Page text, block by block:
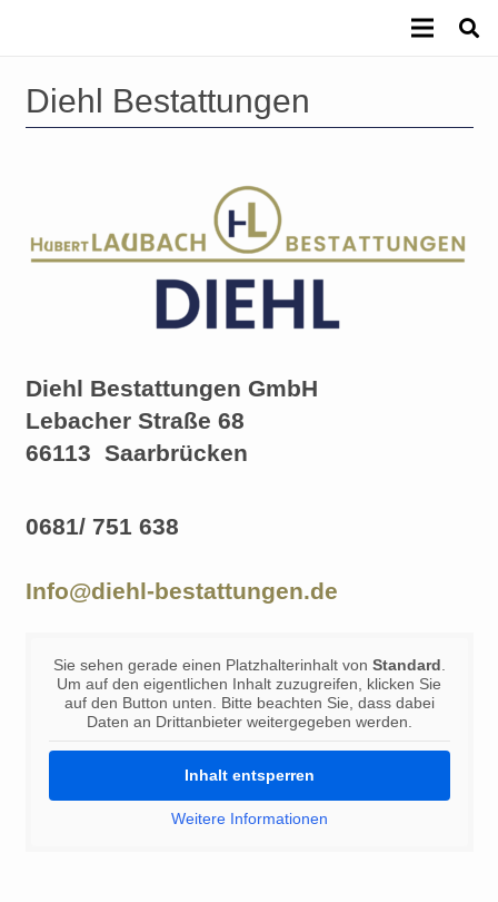
Diehl Bestattungen
Diehl Bestattungen GmbH
Lebacher Straße 68
66113 Saarbrücken
0681/ 751 638
Info@diehl-bestattungen.de
Sie sehen gerade einen Platzhalterinhalt von Standard
Um auf den eigentlichen Inhalt zuzugreifen, klicken Sie
auf den Button unten. Bitte beachten Sie, dass dabei
Daten an Drittanbieter weitergegeben werden.
Inhalt entsperren
Weitere Informationen